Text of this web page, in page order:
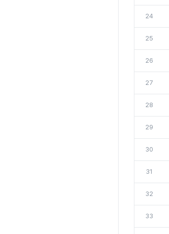
24
25
26
27
28
29
30
31
32
33